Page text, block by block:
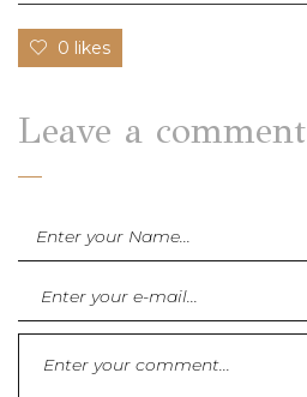
0 likes
Leave a comment